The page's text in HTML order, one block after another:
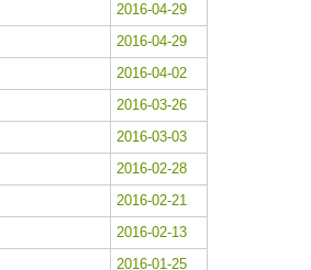
2016-04-29
2016-04-29
2016-04-02
2016-03-26
2016-03-03
2016-02-28
2016-02-21
2016-02-13
2016-01-25